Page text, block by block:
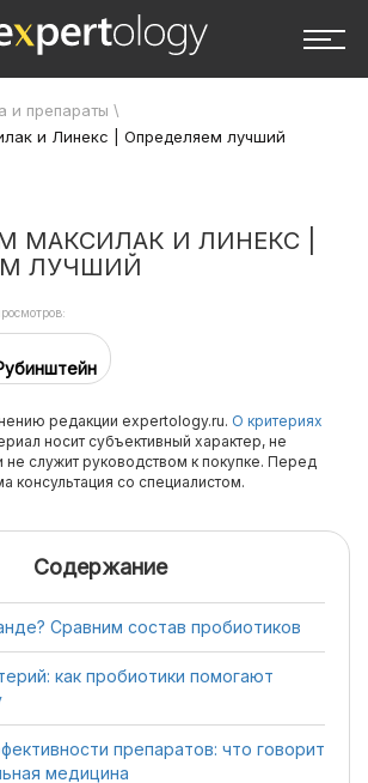
и препараты \
и Линекс | Определяем лучший
МАКСИЛАК И ЛИНЕКС |
ЛУЧШИЙ
редакции expertology.ru. О критериях
носит субъективный характер, не
не служит руководством к покупке. Перед
консультация со специалистом.
Содержание
Сравним состав пробиотиков
как пробиотики помогают
препаратов: что говорит
медицина